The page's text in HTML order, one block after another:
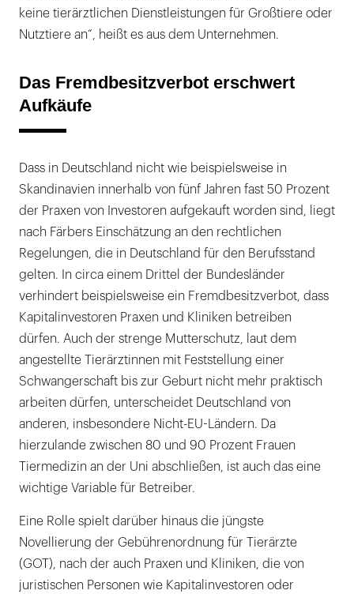
keine tierärztlichen Dienstleistungen für Großtiere oder
Nutztiere an“, heißt es aus dem Unternehmen.
Das Fremdbesitzverbot erschwert
Aufkäufe
Dass in Deutschland nicht wie beispielsweise in
Skandinavien innerhalb von fünf Jahren fast 50 Prozent
der Praxen von Investoren aufgekauft worden sind, liegt
nach Färbers Einschätzung an den rechtlichen
Regelungen, die in Deutschland für den Berufsstand
gelten. In circa einem Drittel der Bundesländer
verhindert beispielsweise ein Fremdbesitzverbot, dass
Kapitalinvestoren Praxen und Kliniken betreiben
dürfen. Auch der strenge Mutterschutz, laut dem
angestellte Tierärztinnen mit Feststellung einer
Schwangerschaft bis zur Geburt nicht mehr praktisch
arbeiten dürfen, unterscheidet Deutschland von
anderen, insbesondere Nicht-EU-Ländern. Da
hierzulande zwischen 80 und 90 Prozent Frauen
Tiermedizin an der Uni abschließen, ist auch das eine
wichtige Variable für Betreiber.
Eine Rolle spielt darüber hinaus die jüngste
Novellierung der Gebührenordnung für Tierärzte
(GOT), nach der auch Praxen und Kliniken, die von
juristischen Personen wie Kapitalinvestoren oder